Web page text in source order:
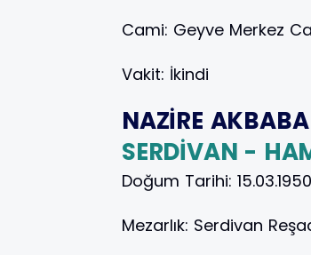
Cami: Geyve Merkez
Vakit: İkindi
NAZİRE AKBABA
SERDİVAN -
Doğum Tarihi: 15.03.1950
Mezarlık: Serdivan